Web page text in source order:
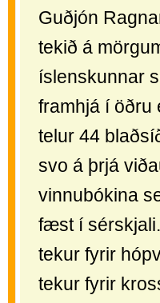
Guðjón
tekið á
íslenskunnar
framhjá í öðru
telur 44
svo á þrjá
vinnubókina
fæst í
tekur fyrir
tekur fyrir